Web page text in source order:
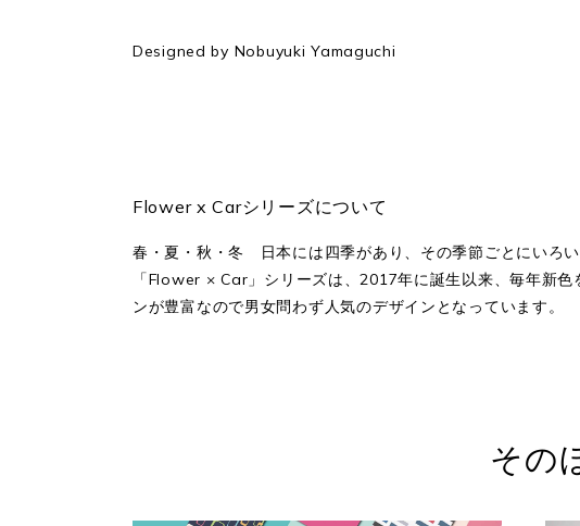
Designed by Nobuyuki Yamaguchi
Flower x Carシリーズについて
春・夏・秋・冬 日本には四季があり、その季節ごとにいろ
「Flower × Car」シリーズは、2017年に誕生以来、毎年新
ンが豊富なので男女問わず人気のデザインとなっています。
その